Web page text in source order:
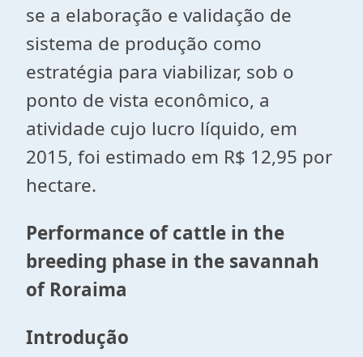
se a elaboração e validação de
sistema de produção como
estratégia para viabilizar, sob o
ponto de vista econômico, a
atividade cujo lucro líquido, em
2015, foi estimado em R$ 12,95 por
hectare.
Performance of cattle in the
breeding phase in the savannah
of Roraima
Introdução